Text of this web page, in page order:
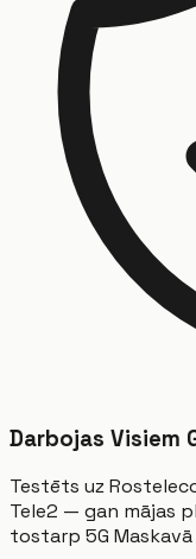
Darbojas Visiem
Testēts uz
Tele2 — gan mājas
tostarp 5G